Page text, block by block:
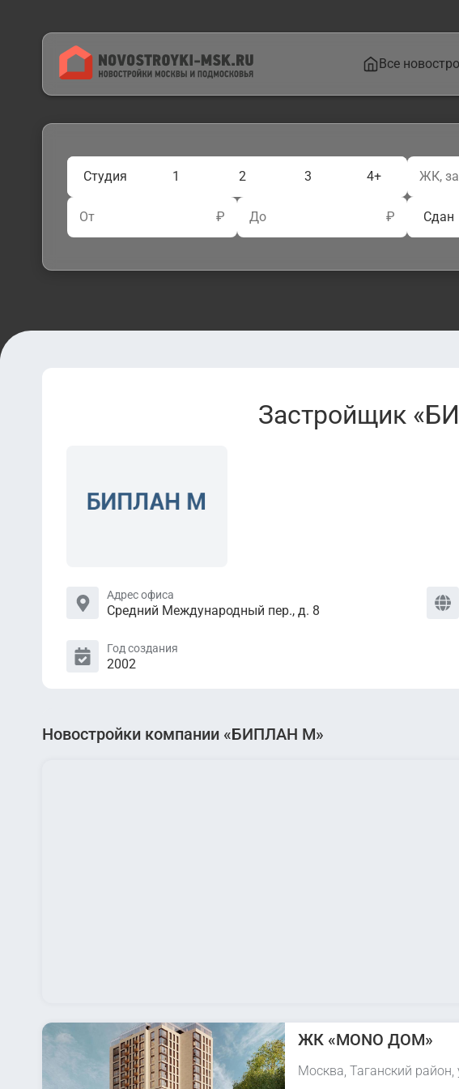
Все
Студия 1 2 3 4+
От ₽ До ₽ Сдан
Застройщик
Адрес офиса
Средний Международный пер., д. 8
Год создания
2002
Новостройки компании «БИПЛАН М»
ЖК «MONO ДОМ»
Москва, Таганский